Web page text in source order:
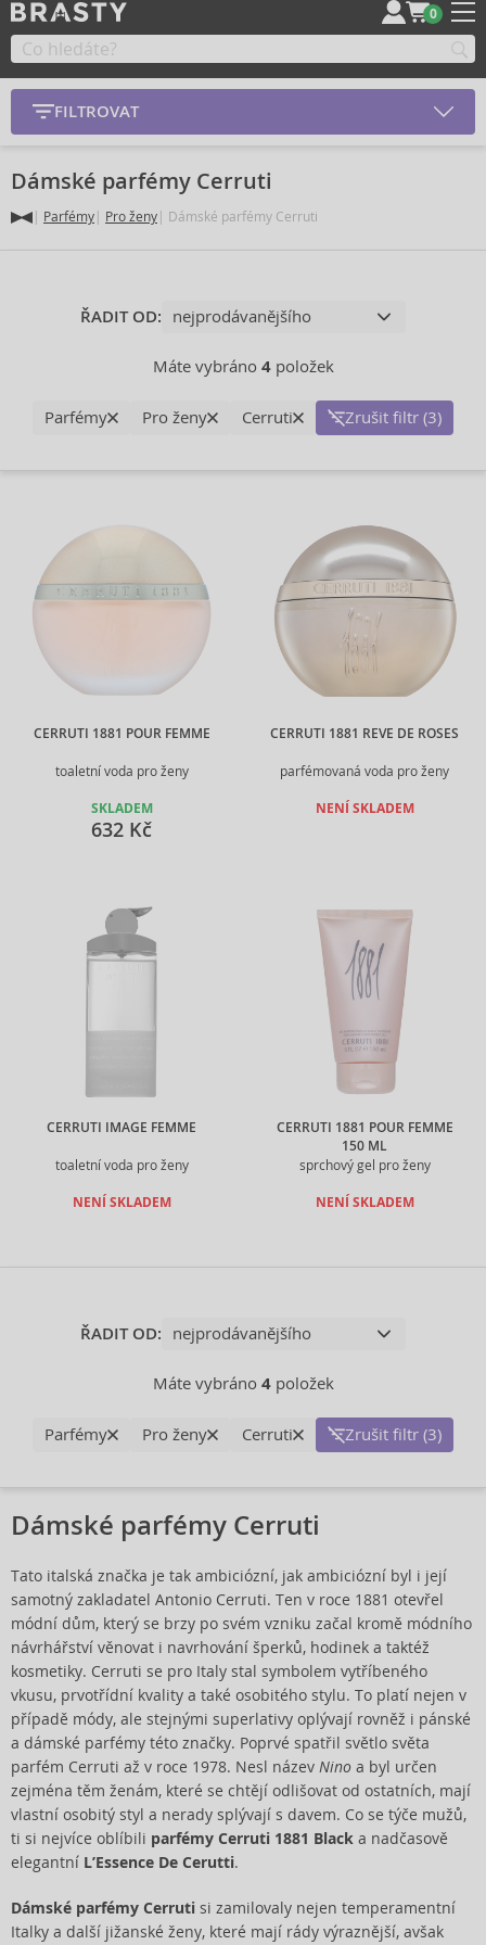
0
FILTROVAT
Dámské parfémy Cerruti
Parfémy Pro ženy Dámské parfémy Cerruti
ŘADIT OD:
Máte vybráno 4položek
Parfémy Pro ženy Cerruti Zrušit filtr (3)
CERRUTI 1881 POUR FEMME
toaletní voda pro ženy
SKLADEM
632 Kč
CERRUTI 1881 REVE DE ROSES
parfémovaná voda pro ženy
NENÍ SKLADEM
CERRUTI IMAGE FEMME
toaletní voda pro ženy
NENÍ SKLADEM
CERRUTI 1881 POUR FEMME
150 ML
sprchový gel pro ženy
NENÍ SKLADEM
ŘADIT OD:
Máte vybráno 4položek
Parfémy Pro ženy Cerruti Zrušit filtr (3)
Dámské parfémy Cerruti
Tato italská značka je tak ambiciózní, jak ambiciózní byl i její
samotný zakladatel Antonio Cerruti. Ten v roce 1881 otevřel
módní dům, který se brzy po svém vzniku začal kromě módního
návrhářství věnovat i navrhování šperků, hodinek a taktéž
kosmetiky. Cerruti se pro Italy stal symbolem vytříbeného
vkusu, prvotřídní kvality a také osobitého stylu. To platí nejen v
případě módy, ale stejnými superlativy oplývají rovněž i pánské
a dámské parfémy této značky. Poprvé spatřil světlo světa
parfém Cerruti až v roce 1978. Nesl název Nino a byl určen
zejména těm ženám, které se chtějí odlišovat od ostatních, mají
vlastní osobitý styl a nerady splývají s davem. Co se týče mužů,
ti si nejvíce oblíbili parfémy Cerruti 1881 Black a nadčasově
elegantní L’Essence De Cerutti.
Dámské parfémy Cerruti si zamilovaly nejen temperamentní
Italky a další jižanské ženy, které mají rády výraznější, avšak